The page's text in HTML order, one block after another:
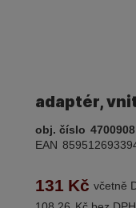
adaptér,
obj. číslo 4700908
EAN
131 Kč včetně